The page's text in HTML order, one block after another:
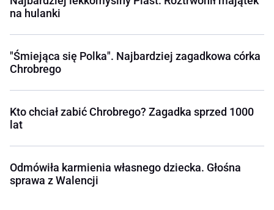
na hulanki
"Śmiejąca się Polka". Najbardziej zagadkowa córka
Chrobrego
Kto chciał zabić Chrobrego? Zagadka sprzed 1000
lat
Odmówiła karmienia własnego dziecka. Głośna
sprawa z Walencji